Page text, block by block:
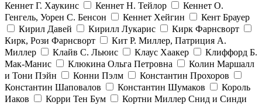
Кеннет Г. Хаукинс
Кеннет Н. Тейлор
Кеннет О.
Генгель, Уорен С. Бенсон
Кеннет Хейгин
Кент Брауер
Кирил Давей
Кирилл Лукарис
Кирк Фарнсворт
Кирк, Рози Фарнсворт
Кит Р. Миллер, Патриция А.
Миллер
Клайв С. Льюис Клаус Хаакер
Клиффорд Б.
Мак-Манис
Клюкина Ольга Петровна
Колин Маршалл
и Тони Пэйн
Конни Пэлм
Константин Прохоров
Константин Шаповалов
Константин Шумаков
Король
Иаков
Корри Тен Бум
Кортни Миллер Снид и Синди